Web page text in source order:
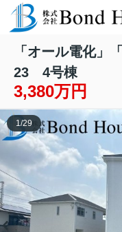
「オール電化」
23 4号棟
3,380万円
1/29